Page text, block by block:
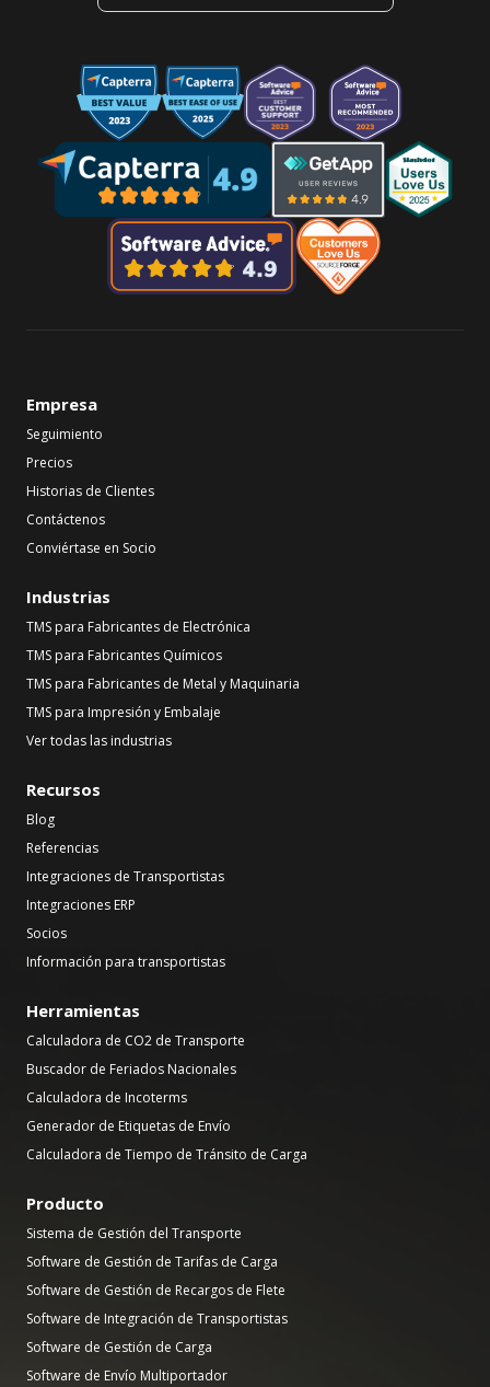
Empresa
Seguimiento
Precios
Historias de Clientes
Contáctenos
Conviértase en Socio
Industrias
TMS para Fabricantes de Electrónica
TMS para Fabricantes Químicos
TMS para Fabricantes de Metal y Maquinaria
TMS para Impresión y Embalaje
Ver todas las industrias
Recursos
Blog
Referencias
Integraciones de Transportistas
Integraciones ERP
Socios
Información para transportistas
Herramientas
Calculadora de CO2 de Transporte
Buscador de Feriados Nacionales
Calculadora de Incoterms
Generador de Etiquetas de Envío
Calculadora de Tiempo de Tránsito de Carga
Producto
Sistema de Gestión del Transporte
Software de Gestión de Tarifas de Carga
Software de Gestión de Recargos de Flete
Software de Integración de Transportistas
Software de Gestión de Carga
Software de Envío Multiportador